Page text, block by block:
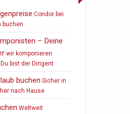
Condor bei
buchen
– Deine
wir komponieren
bist der Dirigent
buchen Sicher in
nach Hause
Weltweit